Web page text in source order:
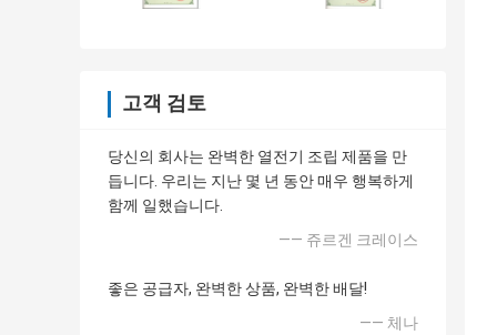
고객 검토
당신의 회사는 완벽한 열전기 조립 제품을 만
듭니다. 우리는 지난 몇 년 동안 매우 행복하게
함께 일했습니다.
—— 쥬르겐 크레이스
좋은 공급자, 완벽한 상품, 완벽한 배달!
—— 체나